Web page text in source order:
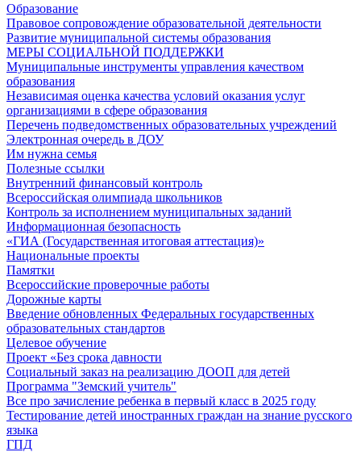
Образование
Правовое сопровождение образовательной деятельности
Развитие муниципальной системы образования
МЕРЫ СОЦИАЛЬНОЙ ПОДДЕРЖКИ
Муниципальные инструменты управления качеством
образования
Независимая оценка качества условий оказания услуг
организациями в сфере образования
Перечень подведомственных образовательных учреждений
Электронная очередь в ДОУ
Им нужна семья
Полезные ссылки
Внутренний финансовый контроль
Всероссийская олимпиада школьников
Контроль за исполнением муниципальных заданий
Информационная безопасность
«ГИА (Государственная итоговая аттестация)»
Национальные проекты
Памятки
Всероссийские проверочные работы
Дорожные карты
Введение обновленных Федеральных государственных
образовательных стандартов
Целевое обучение
Проект «Без срока давности
Социальный заказ на реализацию ДООП для детей
Программа "Земский учитель"
Все про зачисление ребенка в первый класс в 2025 году
Тестирование детей иностранных граждан на знание русского
языка
ГПД